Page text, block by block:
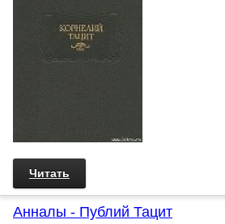
Читать
Анналы - Публий Тацит